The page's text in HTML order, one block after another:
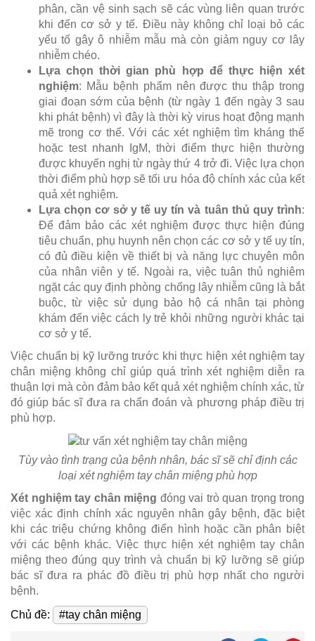
phân, cần vệ sinh sạch sẽ các vùng liên quan trước
khi đến cơ sở y tế. Điều này không chỉ loại bỏ các
yếu tố gây ô nhiễm mẫu mà còn giảm nguy cơ lây
nhiễm chéo.
Lựa chọn thời gian phù hợp để thực hiện xét
nghiệm: Mẫu bệnh phẩm nên được thu thập trong
giai đoạn sớm của bệnh (từ ngày 1 đến ngày 3 sau
khi phát bệnh) vì đây là thời kỳ virus hoạt động mạnh
mẽ trong cơ thể. Với các xét nghiệm tìm kháng thể
hoặc test nhanh IgM, thời điểm thực hiện thường
được khuyến nghị từ ngày thứ 4 trở đi. Việc lựa chọn
thời điểm phù hợp sẽ tối ưu hóa độ chính xác của kết
quả xét nghiệm.
Lựa chọn cơ sở y tế uy tín và tuân thủ quy trình:
Để đảm bảo các xét nghiệm được thực hiện đúng
tiêu chuẩn, phụ huynh nên chọn các cơ sở y tế uy tín,
có đủ điều kiện về thiết bị và năng lực chuyên môn
của nhân viên y tế. Ngoài ra, việc tuân thủ nghiêm
ngặt các quy định phòng chống lây nhiễm cũng là bắt
buộc, từ việc sử dụng bảo hộ cá nhân tại phòng
khám đến việc cách ly trẻ khỏi những người khác tại
cơ sở y tế.
Việc chuẩn bị kỹ lưỡng trước khi thực hiện xét nghiệm tay
chân miệng không chỉ giúp quá trình xét nghiệm diễn ra
thuận lợi mà còn đảm bảo kết quả xét nghiệm chính xác, từ
đó giúp bác sĩ đưa ra chẩn đoán và phương pháp điều trị
phù hợp.
Tùy vào tình trạng của bệnh nhân, bác sĩ sẽ chỉ định các
loại xét nghiệm tay chân miệng phù hợp
Xét nghiệm tay chân miệng đóng vai trò quan trọng trong
việc xác định chính xác nguyên nhân gây bệnh, đặc biệt
khi các triệu chứng không điển hình hoặc cần phân biệt
với các bệnh khác. Việc thực hiện xét nghiệm tay chân
miệng theo đúng quy trình và chuẩn bị kỹ lưỡng sẽ giúp
bác sĩ đưa ra phác đồ điều trị phù hợp nhất cho người
bệnh.
Chủ đề:
#tay chân miệng